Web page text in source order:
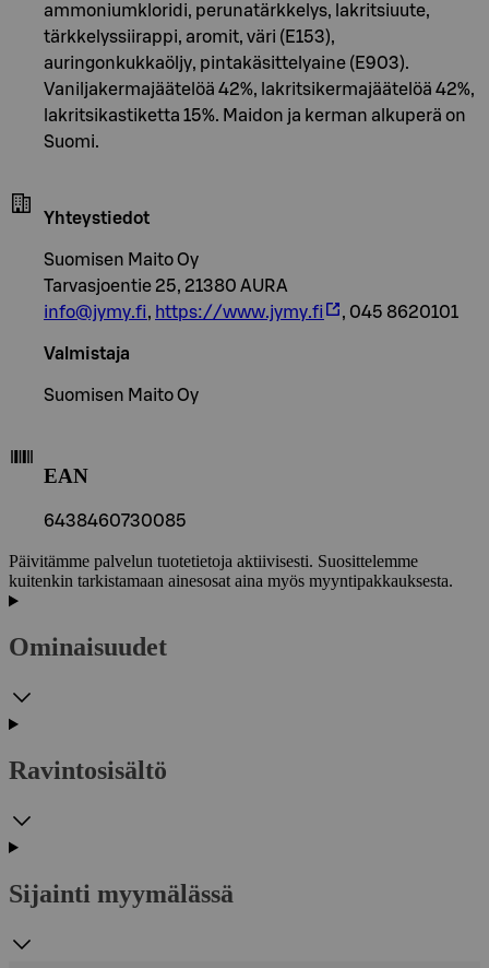
ammoniumkloridi, perunatärkkelys, lakritsiuute,
tärkkelyssiirappi, aromit, väri (E153),
auringonkukkaöljy, pintakäsittelyaine (E903).
Vaniljakermajäätelöä 42%, lakritsikermajäätelöä 42%,
lakritsikastiketta 15%. Maidon ja kerman alkuperä on
Suomi.
Yhteystiedot
Suomisen Maito Oy
Tarvasjoentie 25, 21380 AURA
info@jymy.fi, https://www.jymy.fi , 045 8620101
Valmistaja
Suomisen Maito Oy
EAN
6438460730085
Päivitämme palvelun tuotetietoja aktiivisesti. Suosittelemme
kuitenkin tarkistamaan ainesosat aina myös myyntipakkauksesta.
Ominaisuudet
Ravintosisältö
Sijainti myymälässä